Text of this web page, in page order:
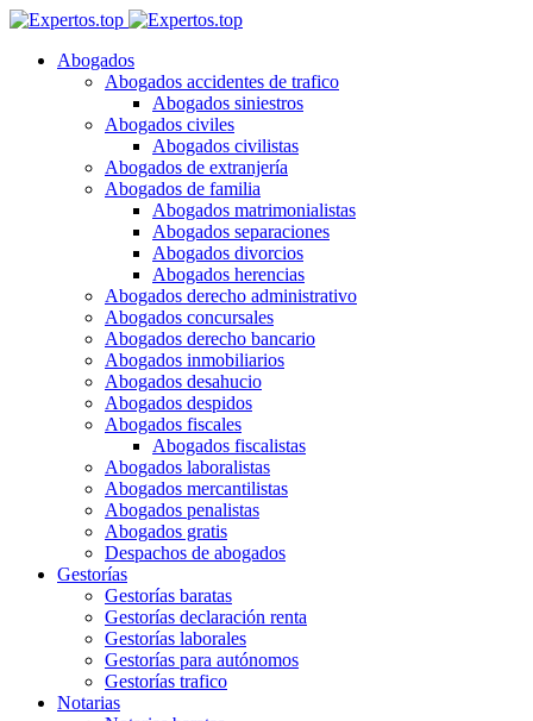
Abogados
Abogados accidentes de trafico
Abogados siniestros
Abogados civiles
Abogados civilistas
Abogados de extranjería
Abogados de familia
Abogados matrimonialistas
Abogados separaciones
Abogados divorcios
Abogados herencias
Abogados derecho administrativo
Abogados concursales
Abogados derecho bancario
Abogados inmobiliarios
Abogados desahucio
Abogados despidos
Abogados fiscales
Abogados fiscalistas
Abogados laboralistas
Abogados mercantilistas
Abogados penalistas
Abogados gratis
Despachos de abogados
Gestorías
Gestorías baratas
Gestorías declaración renta
Gestorías laborales
Gestorías para autónomos
Gestorías trafico
Notarias